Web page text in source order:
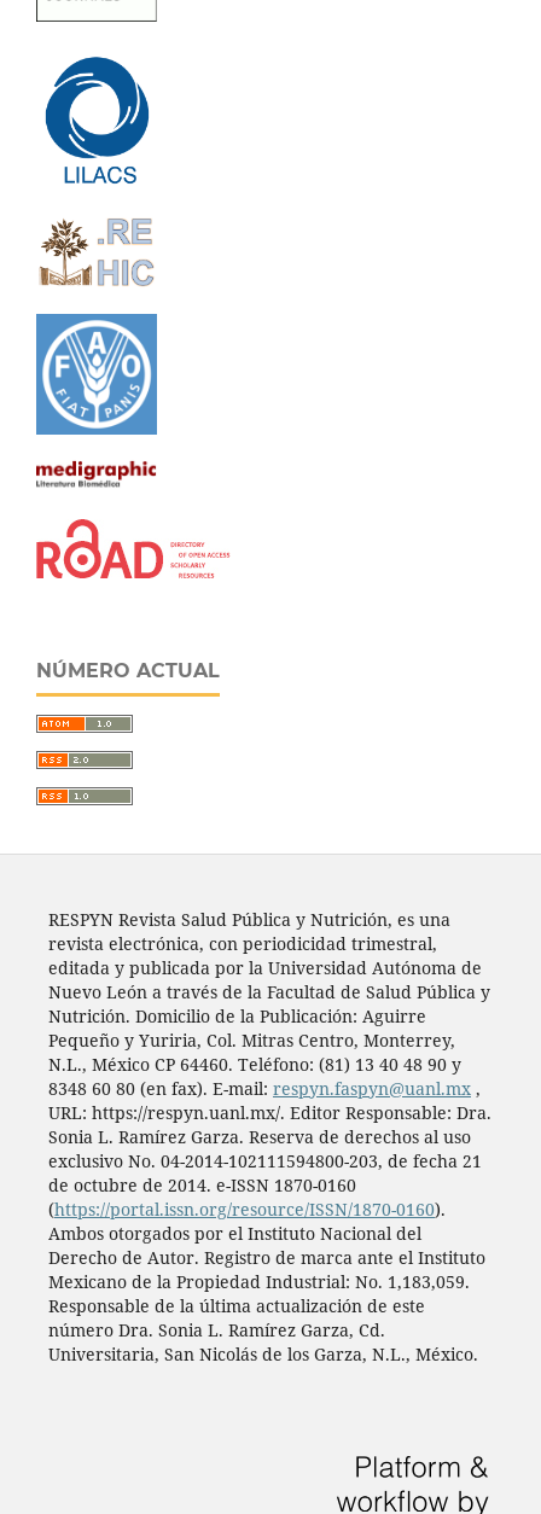
NÚMERO ACTUAL
RESPYN Revista Salud Pública y Nutrición, es una
revista electrónica, con periodicidad trimestral,
editada y publicada por la Universidad Autónoma de
Nuevo León a través de la Facultad de Salud Pública y
Nutrición. Domicilio de la Publicación: Aguirre
Pequeño y Yuriria, Col. Mitras Centro, Monterrey,
N.L., México CP 64460. Teléfono: (81) 13 40 48 90 y
8348 60 80 (en fax). E-mail: respyn.faspyn@uanl.mx,
URL: https://respyn.uanl.mx/. Editor Responsable: Dra.
Sonia L. Ramírez Garza. Reserva de derechos al uso
exclusivo No. 04-2014-102111594800-203, de fecha 21
de octubre de 2014. e-ISSN 1870-0160
(https://portal.issn.org/resource/ISSN/1870-0160).
Ambos otorgados por el Instituto Nacional del
Derecho de Autor. Registro de marca ante el Instituto
Mexicano de la Propiedad Industrial: No. 1,183,059.
Responsable de la última actualización de este
número Dra. Sonia L. Ramírez Garza, Cd.
Universitaria, San Nicolás de los Garza, N.L., México.